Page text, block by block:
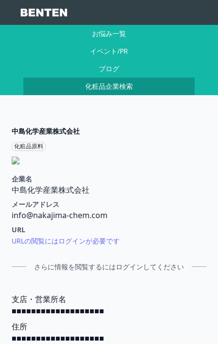
お悩み一覧
イベント/PR
ブログ
化粧品企業検索
中島化学産業株式会社
化粧品原料
企業名
中島化学産業株式会社
メールアドレス
info@nakajima-chem.com
URL
URLの閲覧にはログインが必要です
さらに情報を閲覧するにはログインしてください
支店・営業所名
■■■■■■■■■■■■■■■■■■■
住所
■■■■■■■■■■■■■■■■■■■